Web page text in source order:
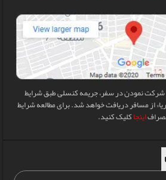
نمودن در سفر، جریمه کنسلی طبق شرایط
20 گشت آریا» از مسافر دریافت خواهد شد. برای مطالعه شرایط
اینجاکلیک کنید.